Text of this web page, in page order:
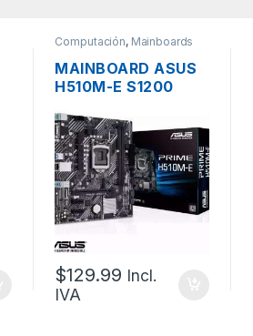
Computación, Mainboards
MAINBOARD ASUS
H510M-E S1200
HDMI VGA DP M.2
$129.99 Incl.
IVA